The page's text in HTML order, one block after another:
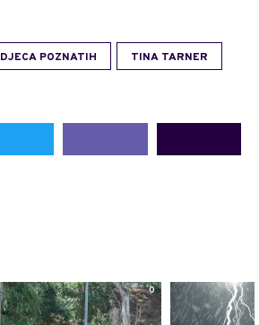
DJECA POZNATIH TINA TARNER
0